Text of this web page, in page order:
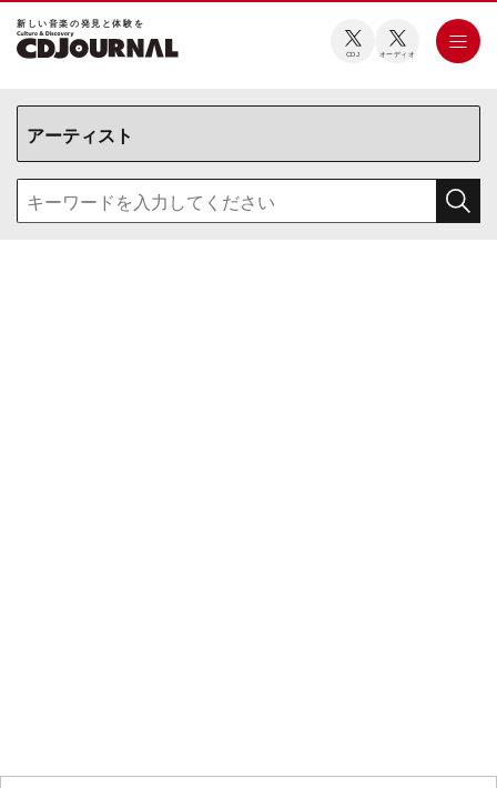
新しい⾳楽の発⾒と体験を
CDJ オーディオ